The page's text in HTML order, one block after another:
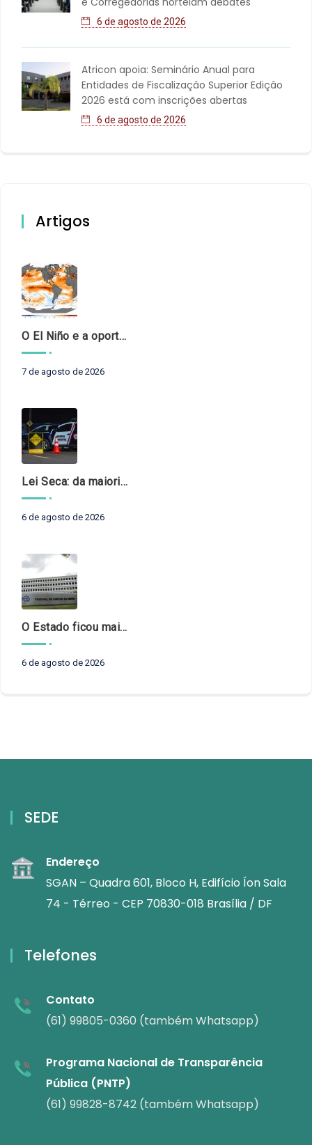
6 de agosto de 2026
Atricon apoia: Seminário Anual para
Entidades de Fiscalização Superior Edição
2026 está com inscrições abertas
6 de agosto de 2026
Artigos
O El Niño e a oportunidade de fortalecer o controle externo das políticas climáticas
7 de agosto de 2026
Lei Seca: da maioridade à maturidade
6 de agosto de 2026
O Estado ficou mais complexo. O controle precisa acompanhar
6 de agosto de 2026
SEDE
Endereço
SGAN – Quadra 601, Bloco H, Edifício Íon Sala
74 - Térreo - CEP 70830-018 Brasília / DF
Telefones
Contato
(61) 99805-0360 (também Whatsapp)
Programa Nacional de Transparência
Pública (PNTP)
(61) 99828-8742 (também Whatsapp)